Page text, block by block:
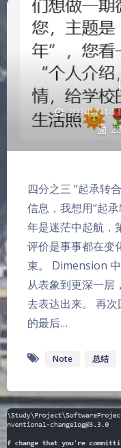
2024-7-14
四分之三 “起承转
信息，我想用“起
年是迷茫中起航，
评价是事事都在变
束。 Dimension
从表象到更深一层
去表达出来。 再
的最后…
Note 总结